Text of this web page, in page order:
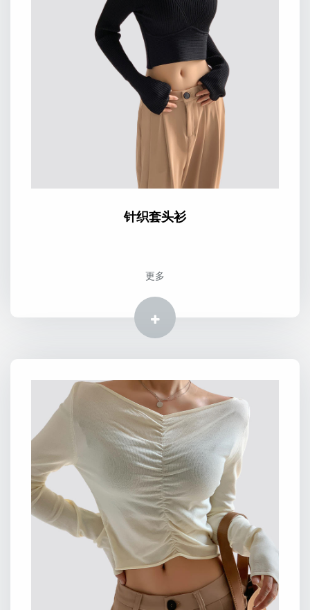
针织套头衫
更多
更多